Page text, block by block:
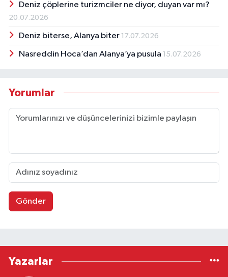
Deniz çöplerine turizmciler ne diyor, duyan var mı?
20.07.2026
Deniz biterse, Alanya biter 17.07.2026
Nasreddin Hoca’dan Alanya’ya pusula 15.07.2026
Yorumlar
Gönder
Yazarlar